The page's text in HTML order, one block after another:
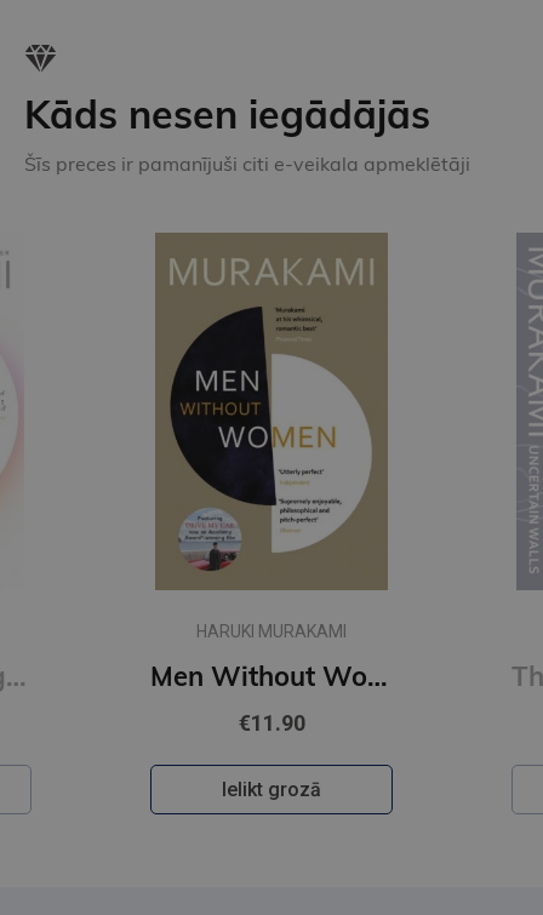
Kāds nesen iegādājās
Šīs preces ir pamanījuši citi e-veikala apmeklētāji
First Person Singular : mind-bending new collection of short stories
HARUKI MURAKAMI
Men Without Women
€11.90
Ielikt grozā